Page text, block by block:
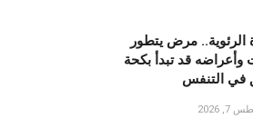
الرئوية.. مرض يتطور
قد تبدأ بكحة
في التنفس
2026